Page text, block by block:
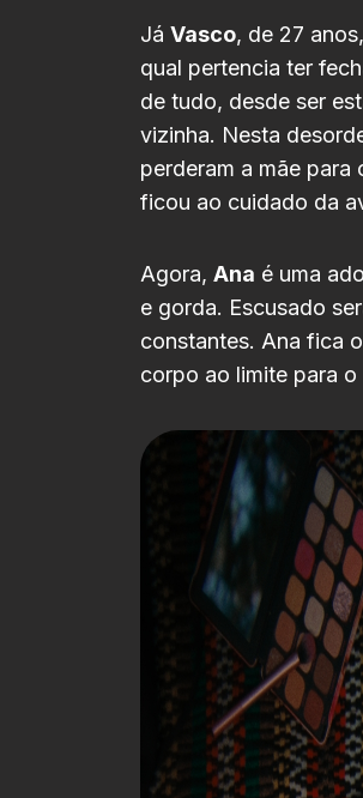
Já Vasco, de 27
qual pertencia ter
de tudo, desde ser
vizinha. Nesta
perderam a mãe
ficou ao cuidado da
Agora, Ana é uma
e gorda. Escusado
constantes. Ana fica
corpo ao limite para o